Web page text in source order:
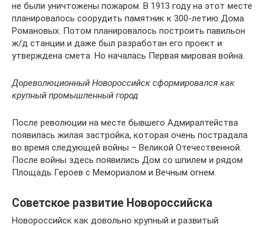
не были уничтожены пожаром. В 1913 году на этот месте
планировалось соорудить памятник к 300-летию Дома
Романовых. Потом планировалось построить павильон
ж/д станции и даже был разработан его проект и
утверждена смета. Но началась Первая мировая война.
Дореволюционный Новороссийск сформировался как
крупный промышленный город
После революции на месте бывшего Адмиралтейства
появилась жилая застройка, которая очень пострадала
во время следующей войны – Великой Отечественной.
После войны здесь появились Дом со шпилем и рядом
Площадь Героев с Мемориалом и Вечным огнем.
Советское развитие Новороссийска
Новороссийск как довольно крупный и развитый